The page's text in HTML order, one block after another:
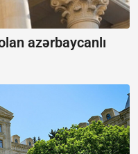
azərbaycanlı